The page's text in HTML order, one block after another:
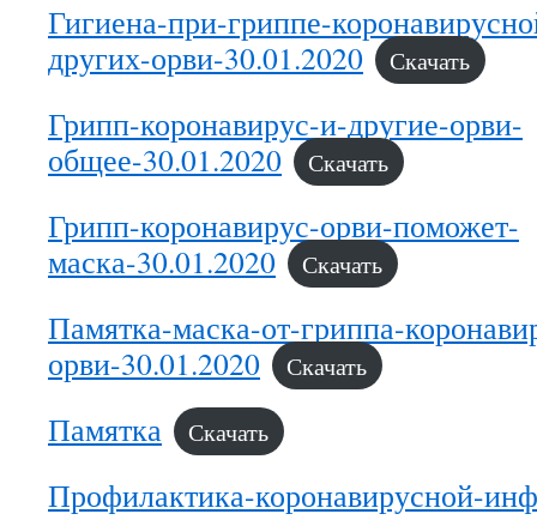
Гигиена-при-гриппе-
других-орви-30.01.2020
Скачать
Грипп-коронавирус-и-другие-орви-
общее-30.01.2020
Скачать
Грипп-коронавирус-орви-поможет-
маска-30.01.2020
Скачать
Памятка-маска-от-гриппа-
орви-30.01.2020
Скачать
Памятка Скачать
Профилактика-коронавирусной-